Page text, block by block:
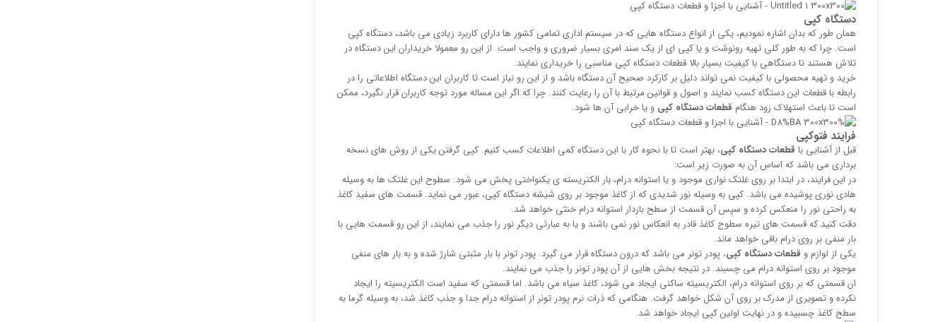
دستگاه کپی
همان طور که بدان اشاره نمودیم، یکی از انواع دستگاه هایی که در سیستم اداری تمامی کشور ها دارای کاربرد زیادی می باشد، دستگاه کپی
است. چرا که به طور کلی تهیه رونوشت و یا کپی ای از یک سند امری بسیار ضروری و واجب است. از این رو معمولا خریداران این دستگاه در
تلاش هستند تا دستگاهی با کیفیت بسیار بالا قطعات دستگاه کپی مناسبی را خریداری نمایند.
خرید و تهیه محصولی با کیفیت نمی تواند دلیل بر کارکرد صحیح آن دستگاه باشد و از این رو نیاز است تا کاربران این دستگاه اطلاعاتی را در
رابطه با قطعات این دستگاه کسب نمایند و اصول و قوانین مرتبط با آن را رعایت کنند. چرا که اگر این مساله مورد توجه کاربران قرار نگیرد، ممکن
است تا باعث استهلاک زود هنگام قطعات دستگاه کپی و یا خرابی آن ها شود.
فرایند فتوکپی
قبل از آشنایی با قطعات دستگاه کپی، بهتر است تا با نحوه کار با این دستگاه کمی اطلاعات کسب کنیم. کپی گرفتن یکی از روش های نسخه
برداری می باشد که اساس آن به صورت زیر است:
در این فرایند، در ابتدا بر روی غلتک نواری موجود و یا استوانه درام، بار الکتریسته ی یکنواختی پخش می شود. سطوح این غلتک ها به وسیله
هادی نوری پوشیده می باشد. کپی به وسیله نور شدیدی که از کاغذ موجود بر روی شیشه دستگاه کپی، عبور می نماید. قسمت های سفید کاغذ
به راحتی نور را منعکس کرده و سپس آن قسمت از سطح باردار استوانه درام خنثی خواهد شد.
دقت کنید که قسمت های تیره سطوح کاغذ قادر به انعکاس نور نمی باشند و یا به عبارتی دیگر نور را جذب می نمایند، از این رو قسمت هایی با
بار منفی بر روی درام باقی خواهد ماند.
یکی از لوازم و قطعات دستگاه کپی، پودر تونر می باشد که درون دستگاه قرار می گیرد. پودر تونر با بار مثبتی شارژ شده و به بار های منفی
موجود بر روی استوانه درام می چسبند. در نتیجه بخش هایی از آن پودر تونر را جذب می نمایند.
ان قسمتی که بر روی استوانه درام، الکتریسیته ساکنی ایجاد می شود، کاغذ سیاه می باشد. اما قسمتی که سفید است الکتریسیته را ایجاد
نکرده و تصویری از مدرک بر روی آن شکل خواهد گرفت. هنگامی که ذرات نرم پودر تونر از استوانه درام جدا و جذب کاغذ شد، به وسیله گرما به
سطح کاغذ چسبیده و در نهایت اولین کپی ایجاد خواهد شد.